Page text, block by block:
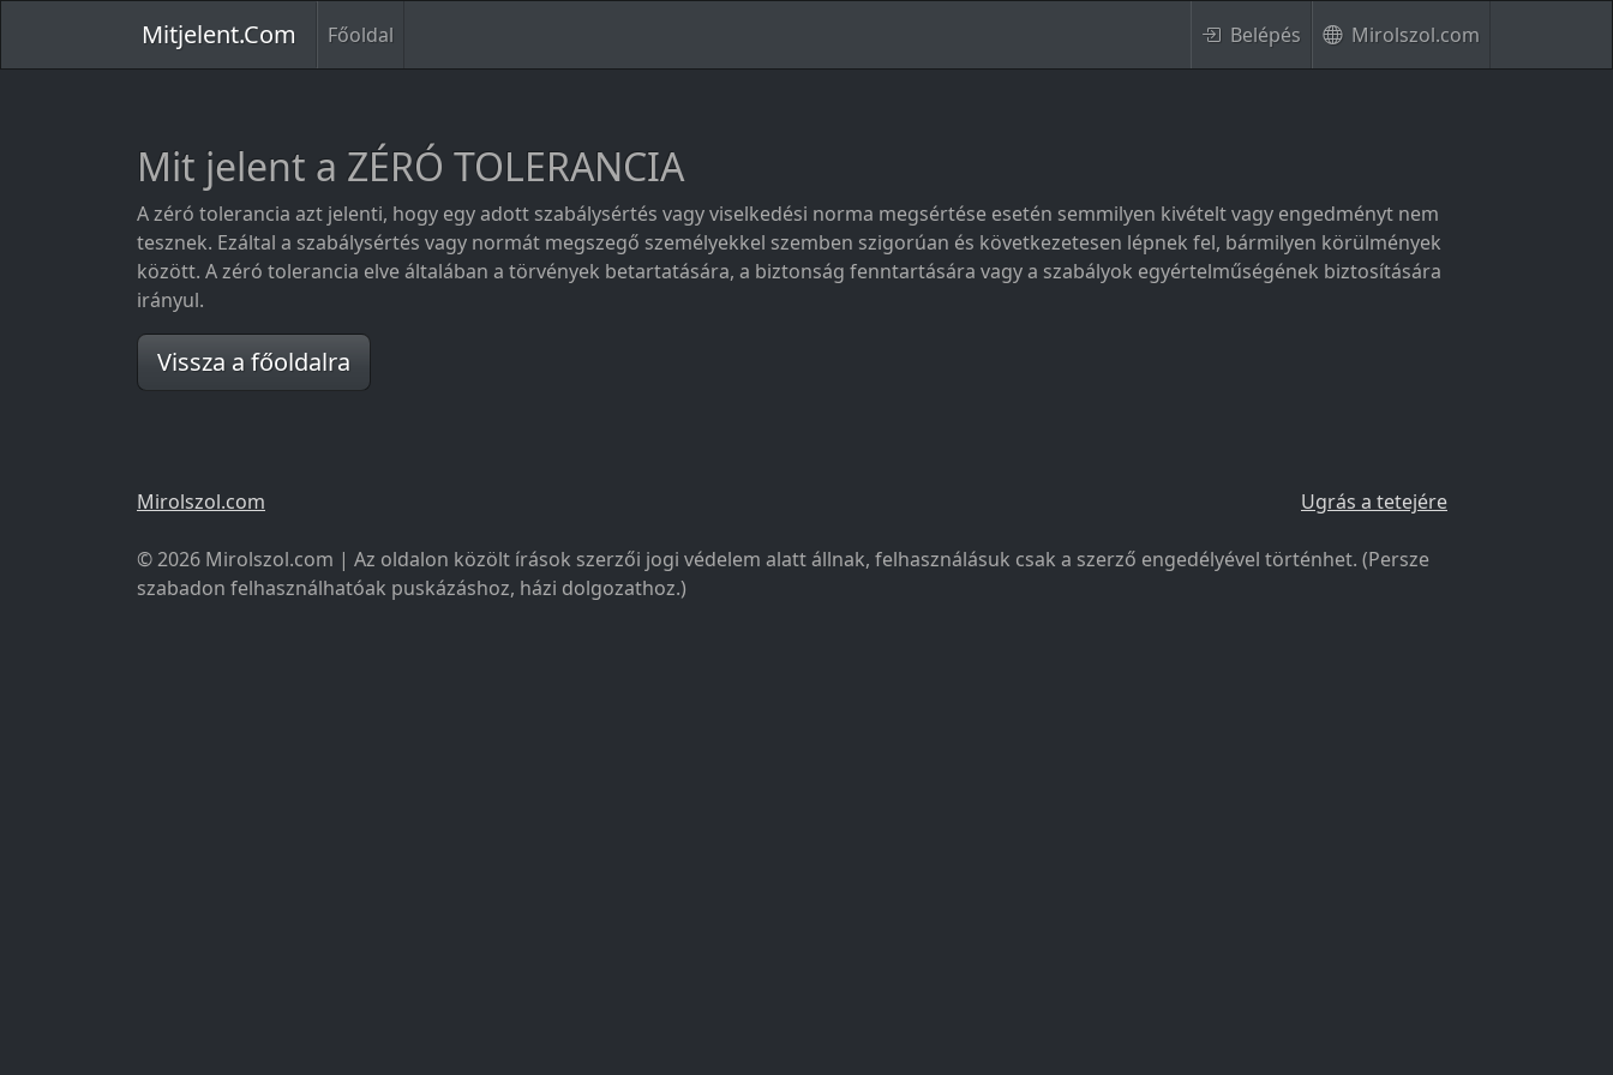
Mitjelent.Com Főoldal Belépés Mirolszol.com
Mit jelent a ZÉRÓ TOLERANCIA
A zéró tolerancia azt jelenti, hogy egy adott szabálysértés vagy viselkedési norma megsértése esetén semmilyen kivételt vagy engedményt nem
tesznek. Ezáltal a szabálysértés vagy normát megszegő személyekkel szemben szigorúan és következetesen lépnek fel, bármilyen körülmények
között. A zéró tolerancia elve általában a törvények betartatására, a biztonság fenntartására vagy a szabályok egyértelműségének biztosítására
irányul.
Vissza a főoldalra
Ugrás a tetejére
Mirolszol.com
© 2026 Mirolszol.com | Az oldalon közölt írások szerzői jogi védelem alatt állnak, felhasználásuk csak a szerző engedélyével történhet. (Persze
szabadon felhasználhatóak puskázáshoz, házi dolgozathoz.)